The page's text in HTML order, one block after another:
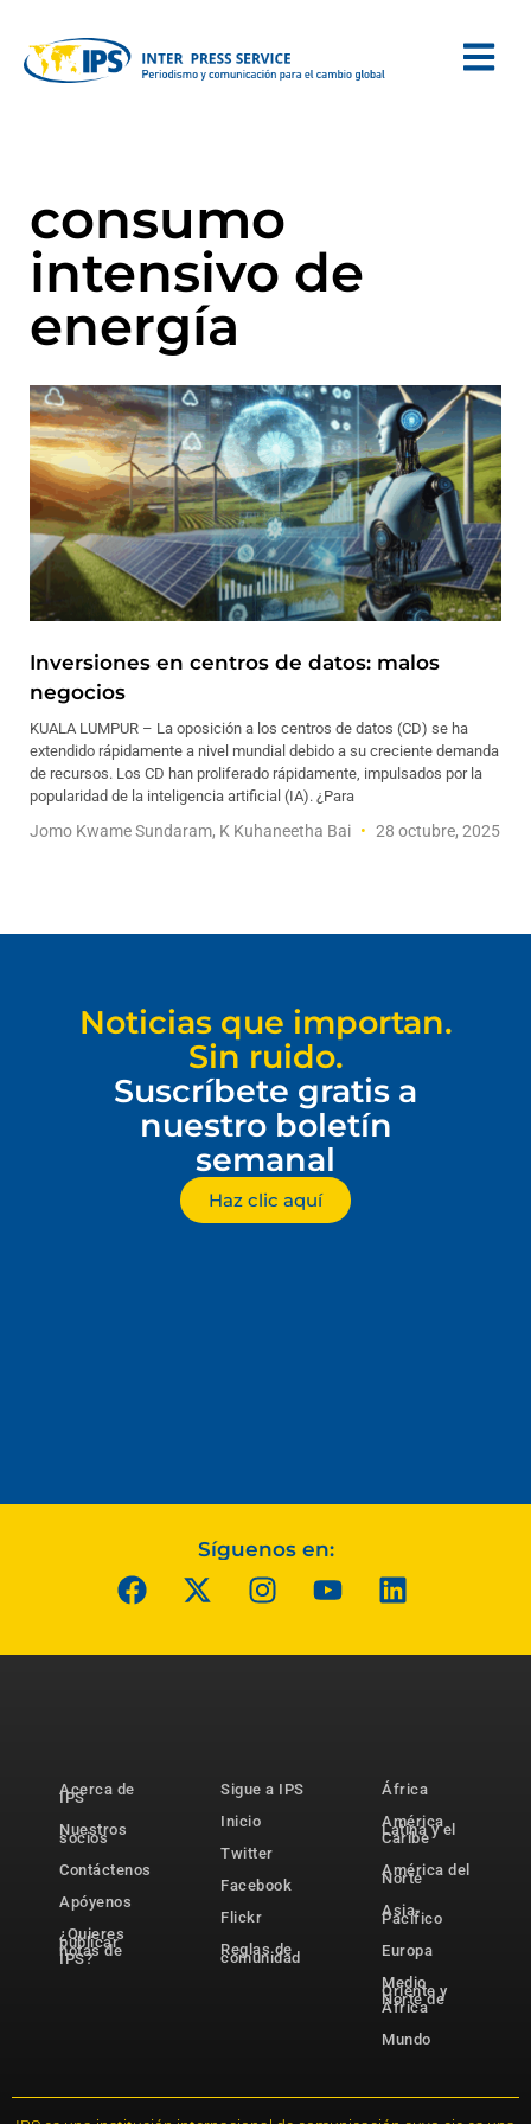
consumo
intensivo de
energía
Inversiones en centros de datos: malos
negocios
KUALA LUMPUR – La oposición a los centros de datos (CD) se ha
extendido rápidamente a nivel mundial debido a su creciente demanda
de recursos. Los CD han proliferado rápidamente, impulsados por la
popularidad de la inteligencia artificial (IA). ¿Para
Jomo Kwame Sundaram, K Kuhaneetha Bai 28 octubre, 2025
Noticias que importan.
Sin ruido.
Suscríbete gratis a
nuestro boletín
semanal
Haz clic aquí
Síguenos en:
Acerca de
IPS
Nuestros
socios
Contáctenos
Apóyenos
¿Quieres
publicar
notas de
IPS?
Sigue a IPS
Inicio
Twitter
Facebook
Flickr
Reglas de
comunidad
África
América
Latina y el
Caribe
América del
Norte
Asia-
Pacífico
Europa
Medio
Oriente y
Norte de
África
Mundo